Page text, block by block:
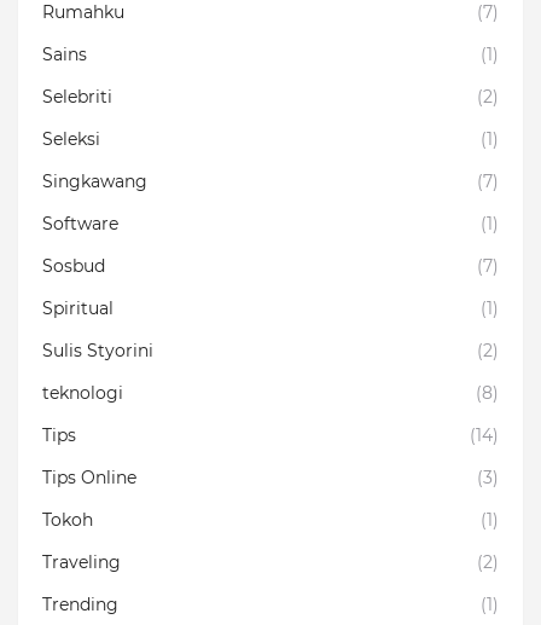
Rumahku
(7)
Sains
(1)
Selebriti
(2)
Seleksi
(1)
Singkawang
(7)
Software
(1)
Sosbud
(7)
Spiritual
(1)
Sulis Styorini
(2)
teknologi
(8)
Tips
(14)
Tips Online
(3)
Tokoh
(1)
Traveling
(2)
Trending
(1)